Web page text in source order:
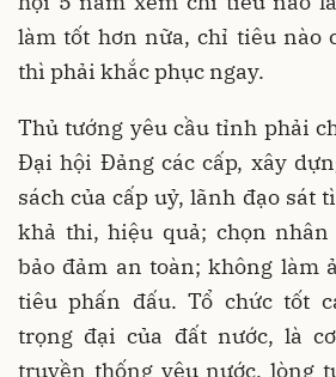
làm tốt hơn nữa, chỉ tiêu nào
thì phải khắc phục ngay.
Thủ tướng yêu cầu tỉnh phải
Đại hội Đảng các cấp, xây
sách của cấp uỷ, lãnh đạo sát
khả thi, hiệu quả; chọn nhân
bảo đảm an toàn; không làm
tiêu phấn đấu. Tổ chức tốt
trọng đại của đất nước, là
truyền thống yêu nước, lòng